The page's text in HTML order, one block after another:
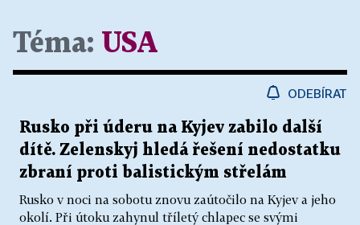
Téma: USA
ODEBÍRAT
Rusko při úderu na Kyjev zabilo další
dítě. Zelenskyj hledá řešení nedostatku
zbraní proti balistickým střelám
Rusko v noci na sobotu znovu zaútočilo na Kyjev a jeho
okolí. Při útoku zahynul tříletý chlapec se svými